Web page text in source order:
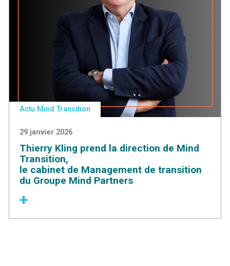
Actu Mind Transition
29 janvier 2026
Thierry Kling prend la direction de Mind
Transition,
le cabinet de Management de transition
du Groupe Mind Partners